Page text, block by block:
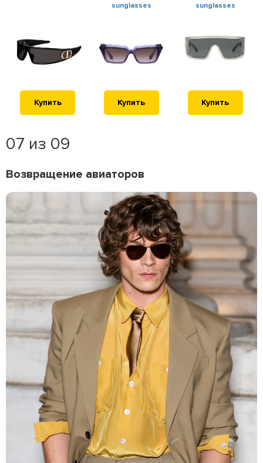
sunglasses
sunglasses
Купить Купить Купить
07 из 09
Возвращение авиаторов